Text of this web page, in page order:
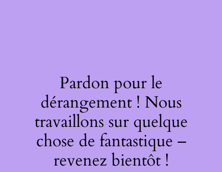
Pardon pour le
dérangement ! Nous
travaillons sur quelque
chose de fantastique –
revenez bientôt !